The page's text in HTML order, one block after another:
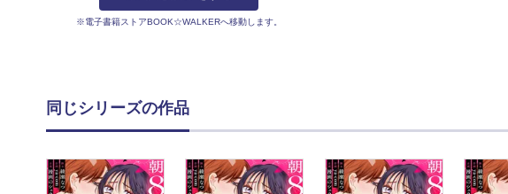
※電子書籍ストアBOOK☆WALKERへ移動します。
同じシリーズの作品